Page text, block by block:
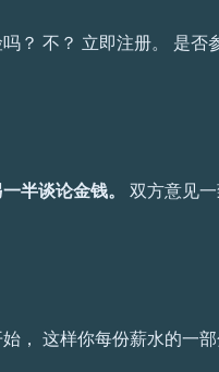
？ 不？ 立即注册。 是否
半谈论金钱。
双方意见
， 这样你每份薪水的一部